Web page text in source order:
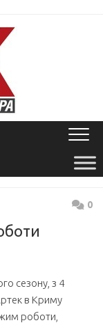
0
сезону, з 4
в Криму
роботи,